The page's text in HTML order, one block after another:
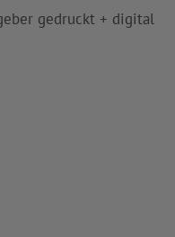
gedruckt + digital